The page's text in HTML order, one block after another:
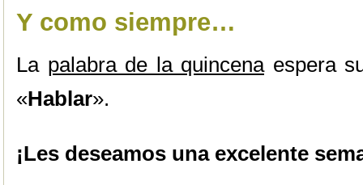
Y como siempre…
La palabra de la quincenaespera
«Hablar».
¡Les deseamos una excelente